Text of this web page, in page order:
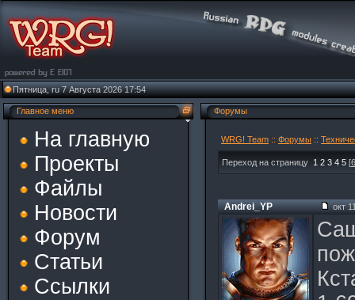
Пятница, ru 7 Августа 2026 17:54
Главное меню
На главную
Проекты
Файлы
Новости
Форум
Статьи
Ссылки
Форумы
WRG! Team :: Форумы ::
Переход на страницу 1 2 3 4 5 [6
Andrei_YP окт